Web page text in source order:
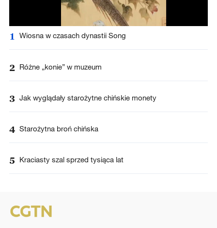
1 Wiosna w czasach dynastii Song
2 Różne „konie” w muzeum
3 Jak wyglądały starożytne chińskie monety
4 Starożytna broń chińska
5 Kraciasty szal sprzed tysiąca lat